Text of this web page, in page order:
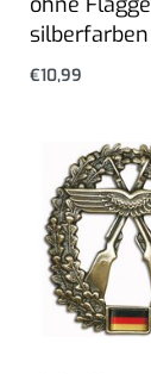
silberfarben
€10,99